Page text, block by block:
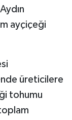
ayçiçeği
üreticilere
tohumu